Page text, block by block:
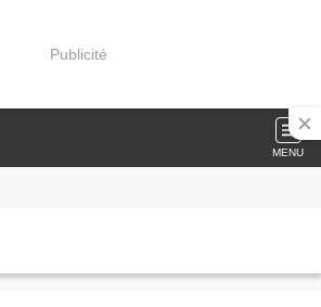
Publicité
MENU